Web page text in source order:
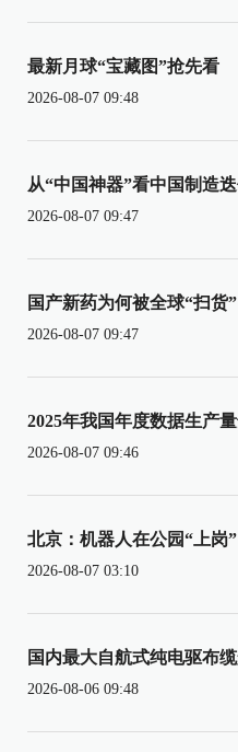
最新月球“宝藏图”抢先看
2026-08-07 09:48
从“中国神器”看中国制造
2026-08-07 09:47
国产新药为何被全球“扫货”
2026-08-07 09:47
2025年我国年度数据生产
2026-08-07 09:46
北京：机器人在公园“上岗”
2026-08-07 03:10
国内最大自航式纯电驱布
2026-08-06 09:48